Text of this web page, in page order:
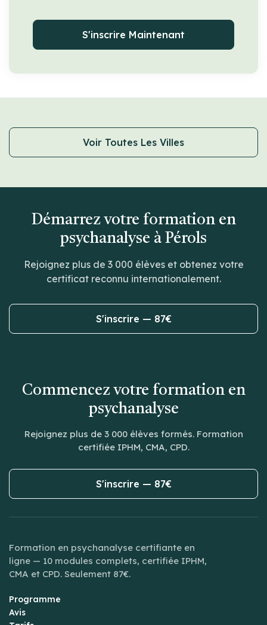
S'inscrire Maintenant
Voir Toutes Les Villes
Démarrez votre formation en
psychanalyse à Pérols
Rejoignez plus de 3 000 élèves et obtenez votre
certificat reconnu internationalement.
S'inscrire — 87€
Commencez votre formation en
psychanalyse
Rejoignez plus de 3 000 élèves formés. Formation
certifiée IPHM, CMA, CPD.
S'inscrire — 87€
Formation en psychanalyse certifiante en
ligne — 10 modules complets, certifiée IPHM,
CMA et CPD. Seulement 87€.
Programme
Avis